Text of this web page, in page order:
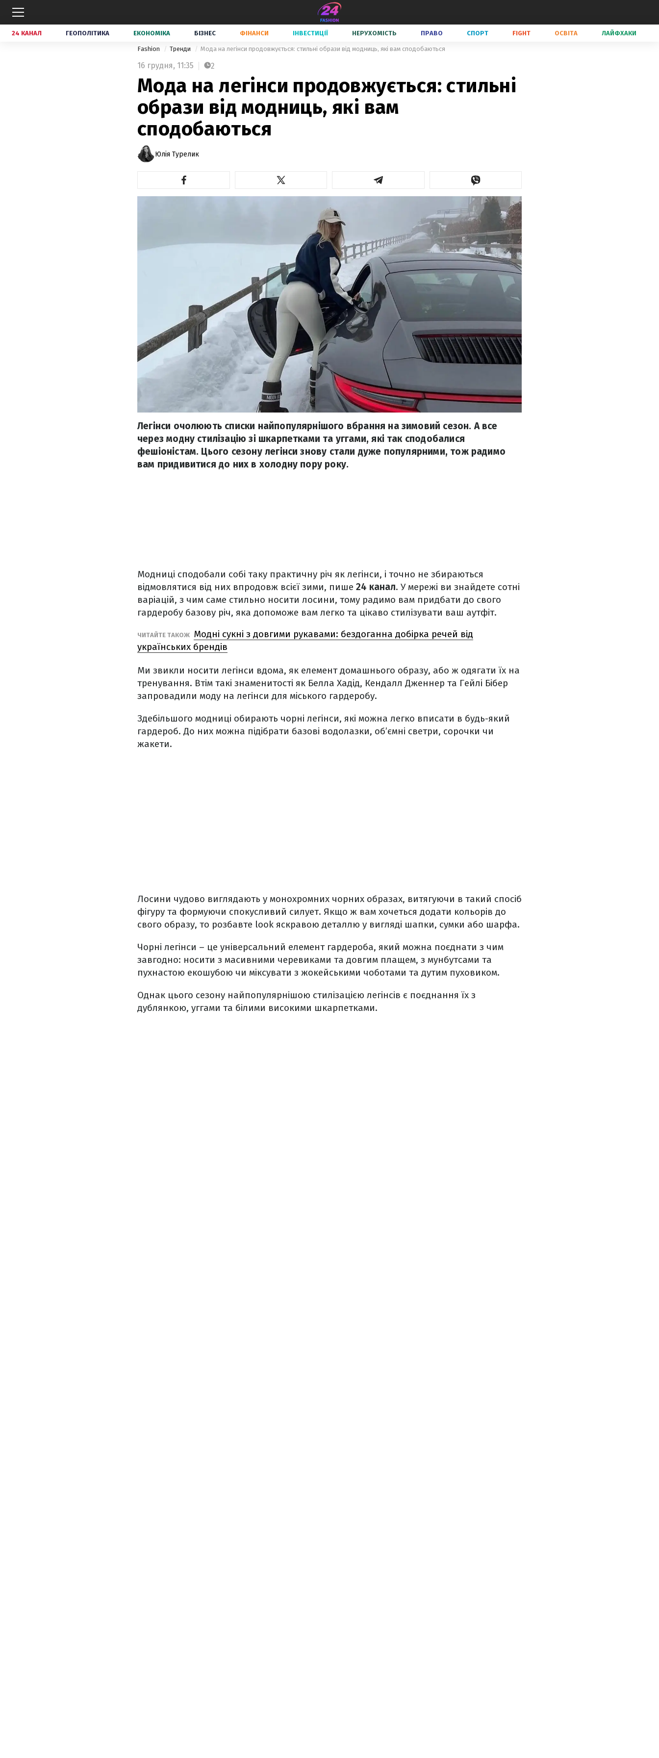
24 КАНАЛ ГЕОПОЛІТИКА ЕКОНОМІКА БІЗНЕС ФІНАНСИ ІНВЕСТИЦІЇ НЕРУХОМІСТЬ ПРАВО СПОРТ FIGHT ОСВІТА ЛАЙФХАКИ
Fashion Тренди Мода на легінси продовжується: стильні образи від модниць, які вам сподобаються
16 грудня, 11:35 2
Мода на легінси продовжується: стильні
образи від модниць, які вам
сподобаються
Юлія Турелик
Легінси очолюють списки найпопулярнішого вбрання на зимовий сезон. А все
через модну стилізацію зі шкарпетками та уггами, які так сподобалися
фешіоністам. Цього сезону легінси знову стали дуже популярними, тож радимо
вам придивитися до них в холодну пору року.
Модниці сподобали собі таку практичну річ як легінси, і точно не збираються
відмовлятися від них впродовж всієї зими, пише 24 канал. У мережі ви знайдете сотні
варіацій, з чим саме стильно носити лосини, тому радимо вам придбати до свого
гардеробу базову річ, яка допоможе вам легко та цікаво стилізувати ваш аутфіт.
ЧИТАЙТЕ ТАКОЖ Модні сукні з довгими рукавами: бездоганна добірка речей від
українських брендів
Ми звикли носити легінси вдома, як елемент домашнього образу, або ж одягати їх на
тренування. Втім такі знаменитості як Белла Хадід, Кендалл Дженнер та Гейлі Бібер
запровадили моду на легінси для міського гардеробу.
Здебільшого модниці обирають чорні легінси, які можна легко вписати в будь-який
гардероб. До них можна підібрати базові водолазки, об’ємні светри, сорочки чи
жакети.
Лосини чудово виглядають у монохромних чорних образах, витягуючи в такий спосіб
фігуру та формуючи спокусливий силует. Якщо ж вам хочеться додати кольорів до
свого образу, то розбавте look яскравою деталлю у вигляді шапки, сумки або шарфа.
Чорні легінси – це універсальний елемент гардероба, який можна поєднати з чим
завгодно: носити з масивними черевиками та довгим плащем, з мунбутсами та
пухнастою екошубою чи міксувати з жокейськими чоботами та дутим пуховиком.
Однак цього сезону найпопулярнішою стилізацією легінсів є поєднання їх з
дублянкою, уггами та білими високими шкарпетками.